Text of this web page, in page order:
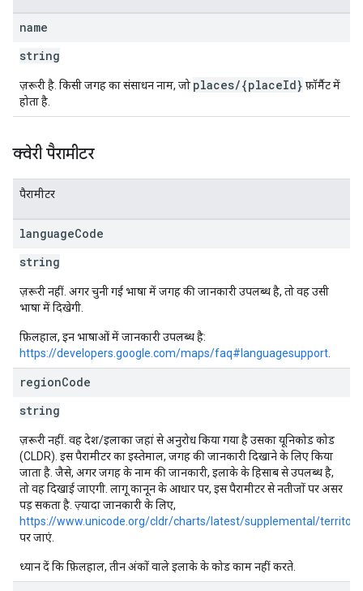
name
string
ज़रूरी है. किसी जगह का संसाधन नाम, जो places/{placeId} फ़ॉर्मैट में
होता है.
क्वेरी पैरामीटर
पैरामीटर
languageCode
string
ज़रूरी नहीं. अगर चुनी गई भाषा में जगह की जानकारी उपलब्ध है, तो वह उसी
भाषा में दिखेगी.
फ़िलहाल, इन भाषाओं में जानकारी उपलब्ध है:
https://developers.google.com/maps/faq#languagesupport
regionCode
string
ज़रूरी नहीं. वह देश/इलाका जहां से अनुरोध किया गया है उसका यूनिकोड कोड
(CLDR). इस पैरामीटर का इस्तेमाल, जगह की जानकारी दिखाने के लिए किया
जाता है. जैसे, अगर जगह के नाम की जानकारी, इलाके के हिसाब से उपलब्ध है,
तो वह दिखाई जाएगी. लागू कानून के आधार पर, इस पैरामीटर से नतीजों पर असर
पड़ सकता है. ज़्यादा जानकारी के लिए,
https://www.unicode.org/cldr/charts/latest/supplemental/
पर जाएं.
ध्यान दें कि फ़िलहाल, तीन अंकों वाले इलाके के कोड काम नहीं करते.